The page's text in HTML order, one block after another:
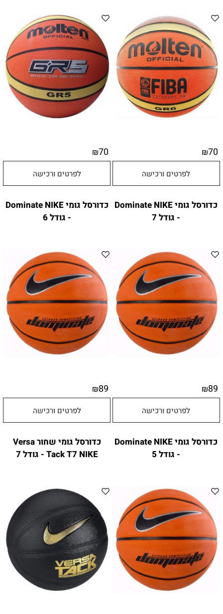
₪70
לפרטים ורכישה
₪70
לפרטים ורכישה
כדורסל גומי Dominate NIKE
- גודל 7
₪89
לפרטים ורכישה
כדורסל גומי Dominate NIKE
- גודל 6
₪89
לפרטים ורכישה
כדורסל גומי Dominate NIKE
- גודל 5
כדורסל גומי שחור Versa
Tack T7 NIKE - גודל 7